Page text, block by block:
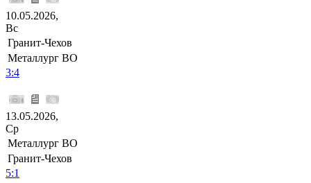
10.05.2026,
Вс
Гранит-Чехов
Металлург ВО
3:4
13.05.2026,
Ср
Металлург ВО
Гранит-Чехов
5:1